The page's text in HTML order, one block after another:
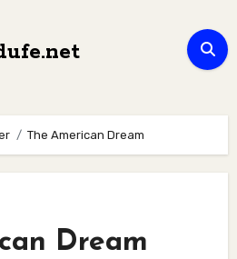
The American Dream
Dream